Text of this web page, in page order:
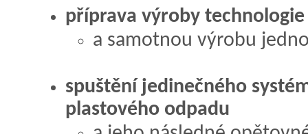
příprava výroby technologie
a samotnou výrobu
spuštění jedinečného
plastového odpadu